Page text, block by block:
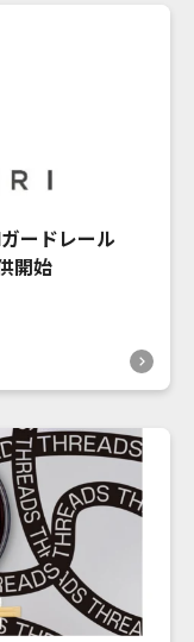
ードレール
開始